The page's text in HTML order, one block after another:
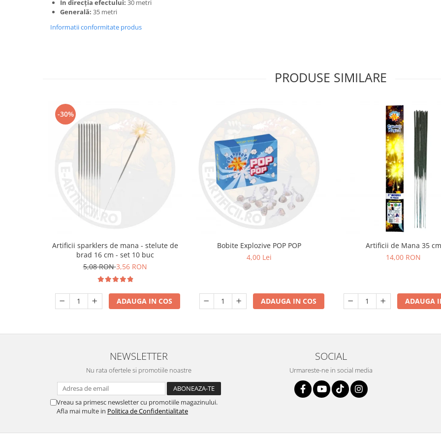
În direcția efectului: 30 metri
Generală: 35 metri
Informatii conformitate produs
PRODUSE SIMILARE
-30%
Artificii sparklers de mana - stelute de
brad 16 cm - set 10 buc
5,08 RON3,56 RON
ADAUGA IN COS
Bobite Explozive POP POP
4,00 Lei
ADAUGA IN COS
Artificii de Mana 35 cm
14,00 RON
ADAUGA
NEWSLETTER
Nu rata ofertele si promotiile noastre
Vreau sa primesc newsletter cu promotiile magazinului.
Afla mai multe in Politica de Confidentialitate
SOCIAL
Urmareste-ne in social media